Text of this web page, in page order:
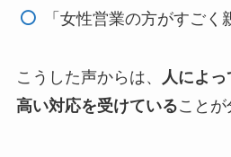
「女性営業の方がすごく
こうした声からは、
人によ
高い対応を受けていることが